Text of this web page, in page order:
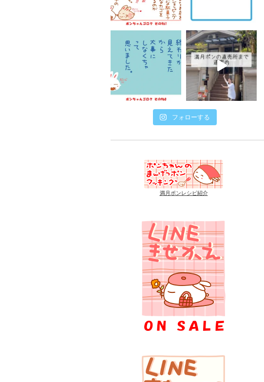
フォローする
満月ポンレシピ紹介